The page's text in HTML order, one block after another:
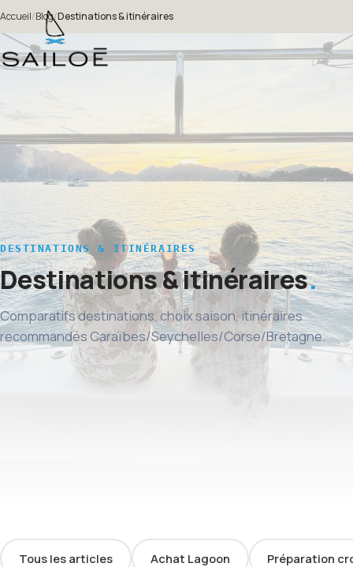
Accueil/Blog/Destinations & itinéraires
DESTINATIONS & ITINÉRAIRES
Destinations & itinéraires
Comparatifs destinations, choix saison, itinéraires
recommandés Caraïbes/Seychelles/Corse/Bretagne.
Tous les articles Achat Lagoon Préparation